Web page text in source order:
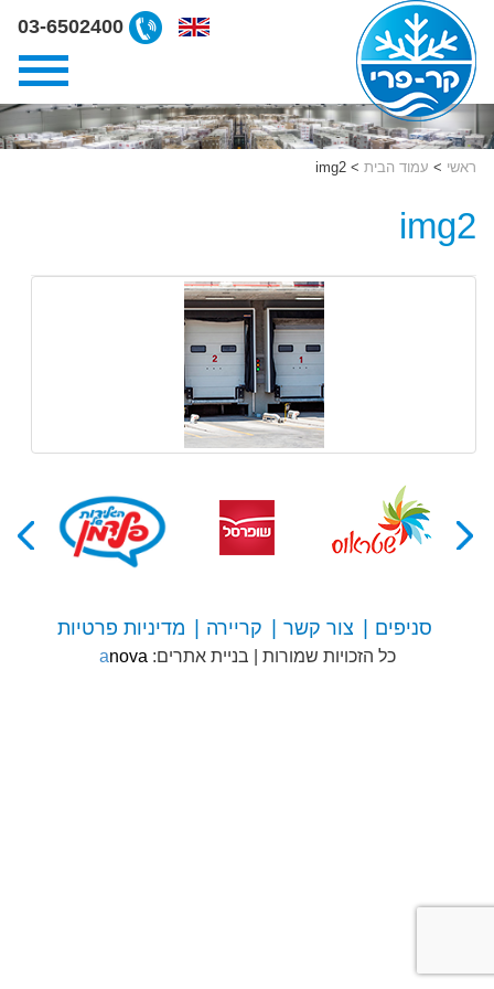
ליצירת
03-
6502400
03-6502400
ראשי > עמוד הבית >
img2
img2
סניפים צור קשר קריירה מדיניות פרטיות
כל הזכויות שמורות בניית אתרים: צור
anova